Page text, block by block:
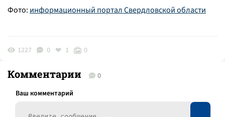
Фото: информационный портал Свердловской области
1227 0 1 0
Комментарии 0